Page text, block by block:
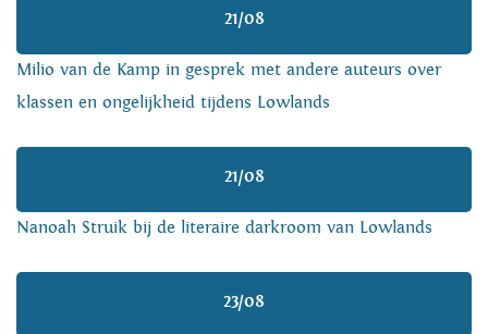
21/08
Milio van de Kamp in gesprek met andere auteurs over
klassen en ongelijkheid tijdens Lowlands
21/08
Nanoah Struik bij de literaire darkroom van Lowlands
23/08